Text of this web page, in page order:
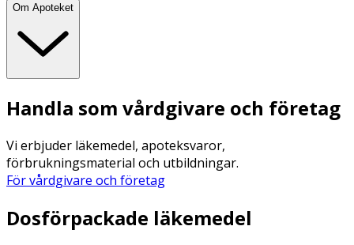
Om Apoteket
Handla som vårdgivare och företag
Vi erbjuder läkemedel, apoteksvaror,
förbrukningsmaterial och utbildningar.
För vårdgivare och företag
Dosförpackade läkemedel